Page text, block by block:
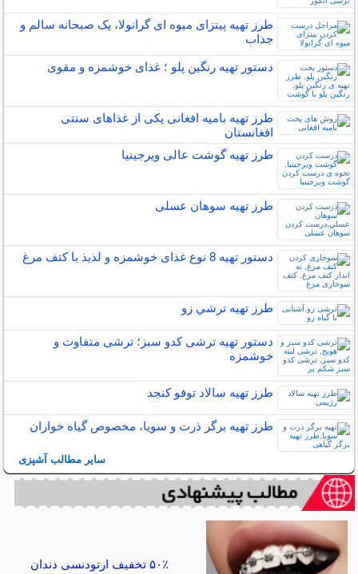
طرز تهیه پیتزای میوه ای گرانولا، یک صبحانه سالم و
جذاب
دستور تهیه رنگین پلو ؛ غذای خوشمزه و مقوی
طرز تهیه بامیه افغانی یکی از غذاهای سنتی
افغانستان
طرز تهیه گوشت عالی ویرجینیا
طرز تهیه سوهان عسلی
دستور تهیه 8 نوع غذای خوشمزه و لذیذ با کتف مرغ
طرز تهیه ترشي زو
دستور تهیه ترشی کدو سبز؛ ترشی متفاوت و
خوشمزه
طرز تهیه سالاد توفو کنجد
طرز تهیه برگر ذرت و سویا، مخصوص گیاه خواران
سایر مطالب آشپزی
۵۰٪ تخفیف ارتودنسی دندان